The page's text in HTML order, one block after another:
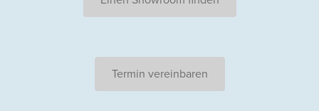
Termin vereinbaren